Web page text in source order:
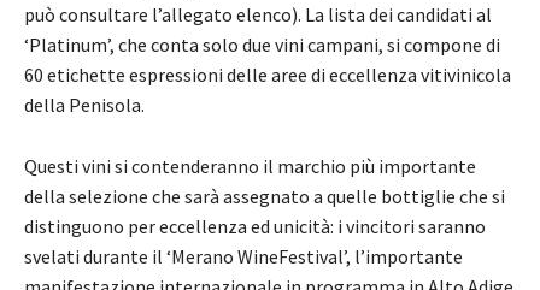
può consultare l’allegato elenco). La lista dei candidati al
‘Platinum’, che conta solo due vini campani, si compone di
60 etichette espressioni delle aree di eccellenza vitivinicola
della Penisola.
Questi vini si contenderanno il marchio più importante
della selezione che sarà assegnato a quelle bottiglie che si
distinguono per eccellenza ed unicità: i vincitori saranno
svelati durante il ‘Merano WineFestival’, l’importante